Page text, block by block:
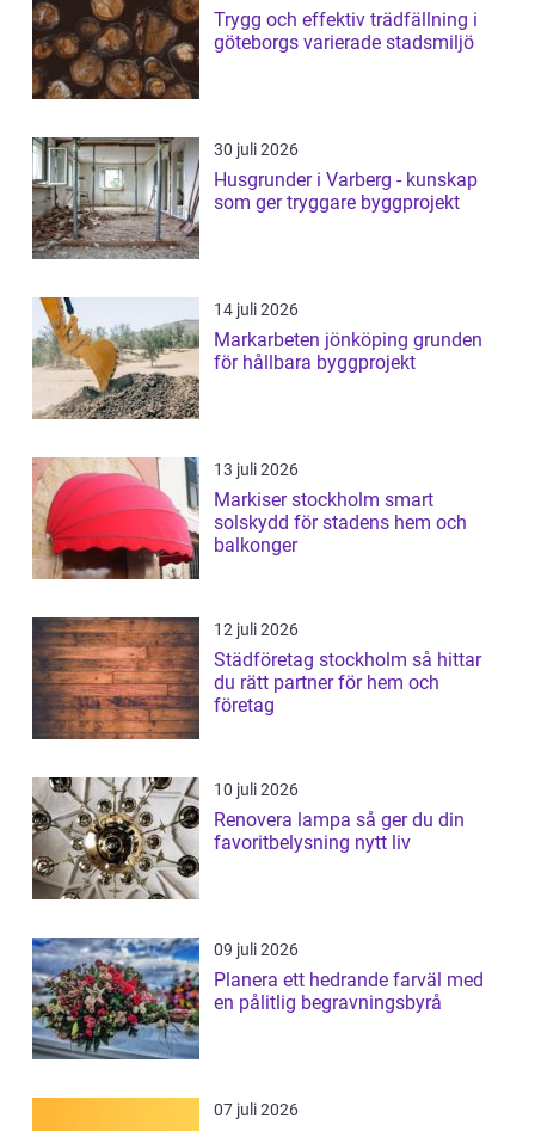
Trygg och effektiv trädfällning i
göteborgs varierade stadsmiljö
30 juli 2026
Husgrunder i Varberg - kunskap
som ger tryggare byggprojekt
14 juli 2026
Markarbeten jönköping grunden
för hållbara byggprojekt
13 juli 2026
Markiser stockholm smart
solskydd för stadens hem och
balkonger
12 juli 2026
Städföretag stockholm så hittar
du rätt partner för hem och
företag
10 juli 2026
Renovera lampa så ger du din
favoritbelysning nytt liv
09 juli 2026
Planera ett hedrande farväl med
en pålitlig begravningsbyrå
07 juli 2026